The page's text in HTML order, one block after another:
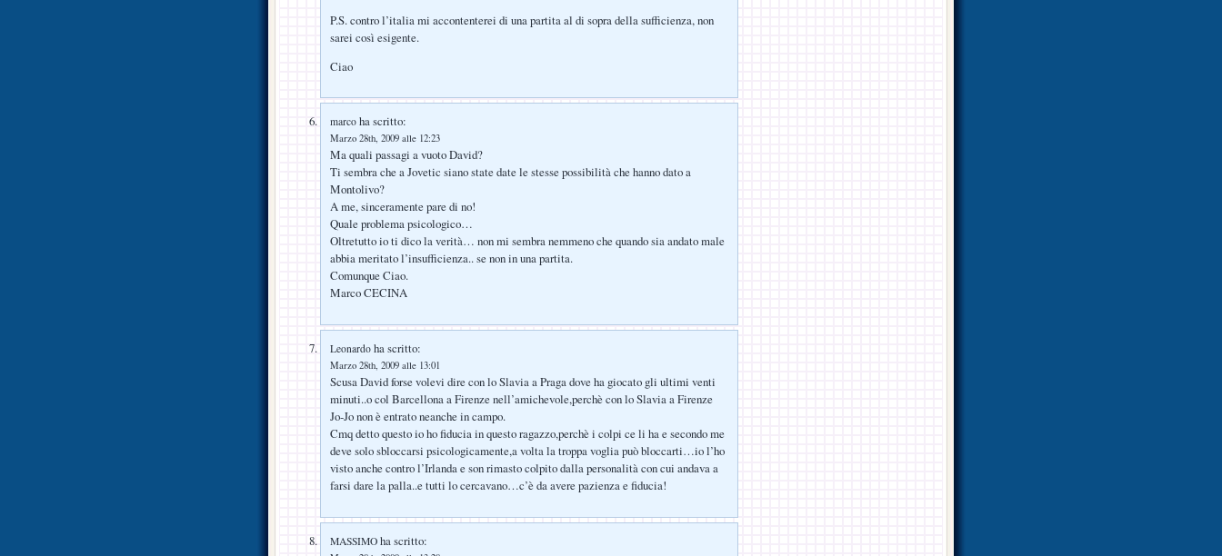
P.S. contro l’italia mi accontenterei di una partita al di sopra della sufficienza, non
sarei così esigente.
Ciao
marco ha scritto:
Marzo 28th, 2009 alle 12:23
Ma quali passagi a vuoto David?
Ti sembra che a Jovetic siano state date le stesse possibilità che hanno dato a
Montolivo?
A me, sinceramente pare di no!
Quale problema psicologico…
Oltretutto io ti dico la verità… non mi sembra nemmeno che quando sia andato male
abbia meritato l’insufficienza.. se non in una partita.
Comunque Ciao.
Marco CECINA
Leonardo ha scritto:
Marzo 28th, 2009 alle 13:01
Scusa David forse volevi dire con lo Slavia a Praga dove ha giocato gli ultimi venti
minuti..o col Barcellona a Firenze nell’amichevole,perchè con lo Slavia a Firenze
Jo-Jo non è entrato neanche in campo.
Cmq detto questo io ho fiducia in questo ragazzo,perchè i colpi ce li ha e secondo me
deve solo sbloccarsi psicologicamente,a volta la troppa voglia può bloccarti…io l’ho
visto anche contro l’Irlanda e son rimasto colpito dalla personalità con cui andava a
farsi dare la palla..e tutti lo cercavano…c’è da avere pazienza e fiducia!
MASSIMO ha scritto: